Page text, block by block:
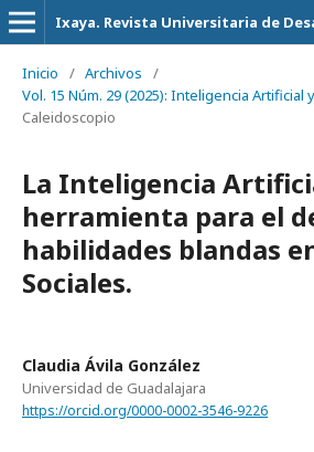
Inicio / Archivos
/
Vol. 15 Núm. 29 (2025): Inteligencia Artificial
Caleidoscopio
La Inteligencia
herramienta para el
habilidades blandas
Sociales.
Claudia Ávila González
Universidad de Guadalajara
https://orcid.org/0000-0002-3546-9226